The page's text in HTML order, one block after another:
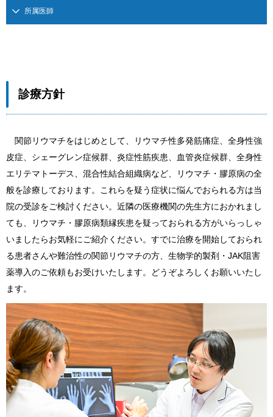
所属医師
診療方針
関節リウマチをはじめとして、リウマチ性多発筋痛症、全身性強
皮症、シェーグレン症候群、炎症性筋疾患、血管炎症候群、全身性
エリテマトーデス、混合性結合組織病など、リウマチ・膠原病の全
般を診療しております。これらを疑う症状に悩んでおられる方は当
院の受診をご検討ください。近隣の医療機関の先生方におかれまし
ても、リウマチ・膠原病類縁疾患を疑っておられる方がいらっしゃ
いましたらお気軽にご紹介ください。すでに治療を開始しておられ
る患者さんや難治性の関節リウマチの方、生物学的製剤・JAK阻害
薬導入のご依頼もお受けいたします。どうぞよろしくお願いいたし
ます。